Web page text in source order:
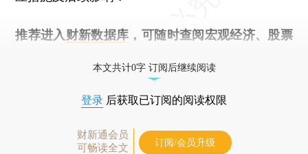
推荐进入 财新数据库 ，可随时查阅宏观经济、股票
本文共计0字 订阅后继续阅读
登录 后获取已订阅的阅读权限
财新通会员
可畅读全文
订阅/会员升级